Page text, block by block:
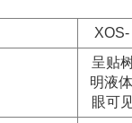
呈贴
明液
眼可